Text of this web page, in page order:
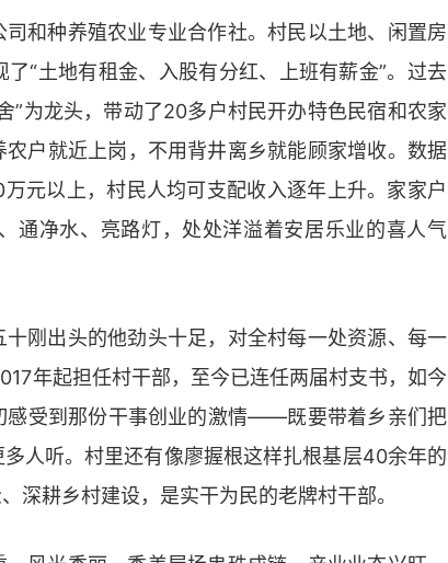
和种养殖农业专业合作社。村民以土地、闲置房
“土地有租金、入股有分红、上班有薪金”。过去
”为龙头，带动了20多户村民开办特色民宿和农家
户就近上岗，不用背井离乡就能顾家增收。数据
元以上，村民人均可支配收入逐年上升。家家户
通净水、亮路灯，处处洋溢着安居乐业的喜人气
刚出头的他劲头十足，对全村每一处资源、每一
年起担任村干部，至今已连任两届村支书，如今
感受到那份干事创业的激情——既要带着乡亲们把
人听。村里还有像廖握根这样扎根基层40余年的
深耕乡村建设，是实干为民的老牌村干部。